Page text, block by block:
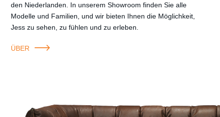
den Niederlanden. In unserem Showroom finden Sie alle
Modelle und Familien, und wir bieten Ihnen die Möglichkeit,
Jess zu sehen, zu fühlen und zu erleben.
ÜBER